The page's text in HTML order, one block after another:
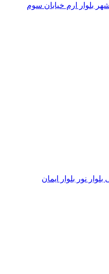
بلوار ارم خیابان سوم
نور بلوار ایمان